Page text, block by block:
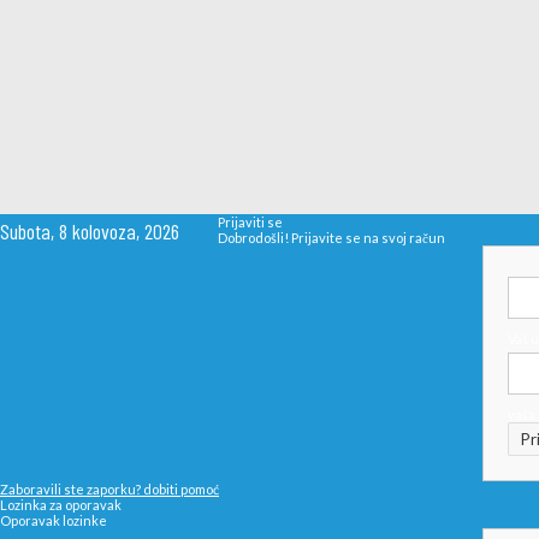
Subota, 8 kolovoza, 2026
Prijaviti se
Dobrodošli! Prijavite se na svoj račun
Zaboravili ste zaporku? dobiti pomoć
Lozinka za oporavak
Oporavak lozinke